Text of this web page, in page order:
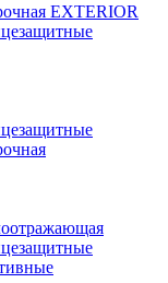
EXTERIOR